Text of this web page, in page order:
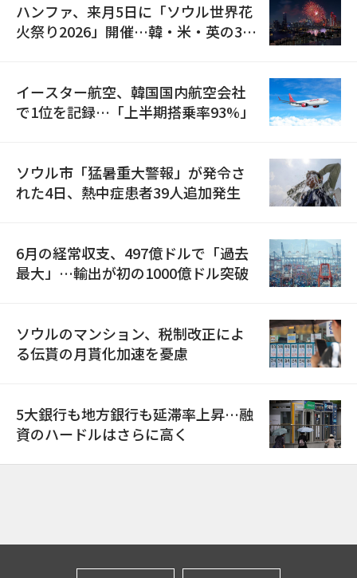
ハンファ、来月5日に「ソウル世界花
火祭り2026」開催…韓・米・英の3カ
イースター航空、韓国国内航空会社
で1位を記録…「上半期搭乗率93%」
ソウル市「猛暑重大警報」が発令さ
れた4日、熱中症患者39人追加発生
6月の経常収支、497億ドルで「過去
最大」…輸出が初の1000億ドル突破
ソウルのマンション、税制改正によ
る伝貰の月貰化加速を憂慮
5大銀行も地方銀行も延滞率上昇…融
資のハードルはさらに高く